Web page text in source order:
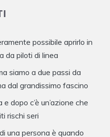
possibile aprirlo in
da piloti di linea
siamo a due passi da
dal grandissimo fascino
dopo c’è un’azione che
rischi seri
una persona è quando